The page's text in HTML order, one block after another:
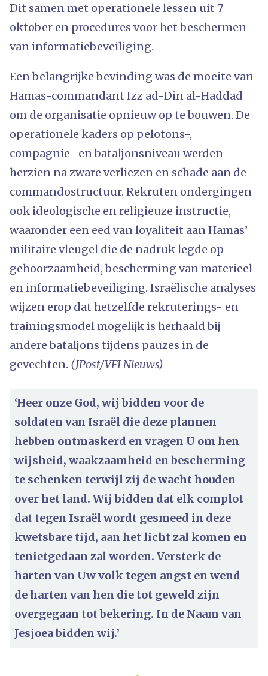
Dit samen met operationele lessen uit 7
oktober en procedures voor het beschermen
van informatiebeveiliging.
Een belangrijke bevinding was de moeite van
Hamas-commandant Izz ad-Din al-Haddad
om de organisatie opnieuw op te bouwen. De
operationele kaders op pelotons-,
compagnie- en bataljonsniveau werden
herzien na zware verliezen en schade aan de
commandostructuur. Rekruten ondergingen
ook ideologische en religieuze instructie,
waaronder een eed van loyaliteit aan Hamas’
militaire vleugel die de nadruk legde op
gehoorzaamheid, bescherming van materieel
en informatiebeveiliging. Israëlische analyses
wijzen erop dat hetzelfde rekruterings- en
trainingsmodel mogelijk is herhaald bij
andere bataljons tijdens pauzes in de
gevechten. (JPost/VFI Nieuws)
‘Heer onze God, wij bidden voor de
soldaten van Israël die deze plannen
hebben ontmaskerd en vragen U om hen
wijsheid, waakzaamheid en bescherming
te schenken terwijl zij de wacht houden
over het land. Wij bidden dat elk complot
dat tegen Israël wordt gesmeed in deze
kwetsbare tijd, aan het licht zal komen en
tenietgedaan zal worden. Versterk de
harten van Uw volk tegen angst en wend
de harten van hen die tot geweld zijn
overgegaan tot bekering. In de Naam van
Jesjoea bidden wij.’